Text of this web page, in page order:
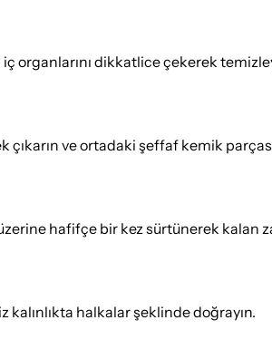
organlarını dikkatlice çekerek
ve ortadaki şeffaf kemik
hafifçe bir kez sürtünerek kalan
kalınlıkta halkalar şeklinde doğrayın.